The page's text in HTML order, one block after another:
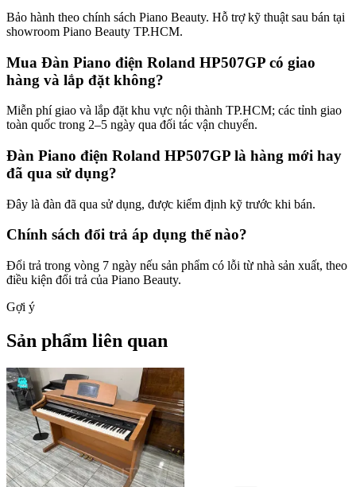
Bảo hành theo chính sách Piano Beauty. Hỗ trợ kỹ thuật sau bán tại
showroom Piano Beauty TP.HCM.
Mua Đàn Piano điện Roland HP507GP có giao
hàng và lắp đặt không?
Miễn phí giao và lắp đặt khu vực nội thành TP.HCM; các tỉnh giao
toàn quốc trong 2–5 ngày qua đối tác vận chuyển.
Đàn Piano điện Roland HP507GP là hàng mới hay
đã qua sử dụng?
Đây là đàn đã qua sử dụng, được kiểm định kỹ trước khi bán.
Chính sách đổi trả áp dụng thế nào?
Đổi trả trong vòng 7 ngày nếu sản phẩm có lỗi từ nhà sản xuất, theo
điều kiện đổi trả của Piano Beauty.
Gợi ý
Sản phẩm liên quan